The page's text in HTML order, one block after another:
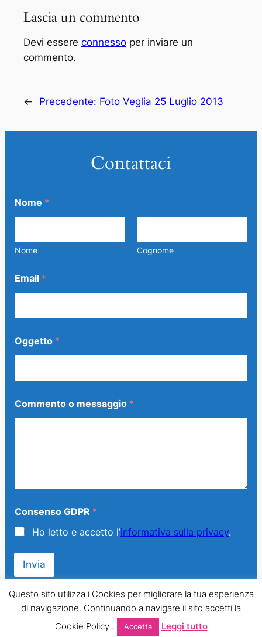
Lascia un commento
Devi essere connesso per inviare un
commento.
← Precedente: Foto Veglia 25 Luglio 2013
Contattaci
Nome *
Nome Cognome
Email *
Oggetto *
Commento o messaggio *
g
g
e
*
*
Consenso GDPR *
Ho letto e accetto l’informativa sulla privacy.
Invia
© 2013 – 2024 Generazione Famiglia – LMPT Italia. All Rights
Reserved.
Questo sito utilizza i Cookies per migliorare la tua esperienza
di navigazione. Continuando a navigare il sito accetti la
Cookie Policy .
Accetta Leggi tutto